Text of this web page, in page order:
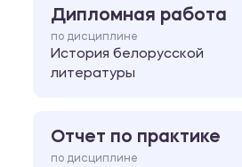
Дипломная работа
по дисциплине
История белорусской
литературы
Отчет по практике
по дисциплине